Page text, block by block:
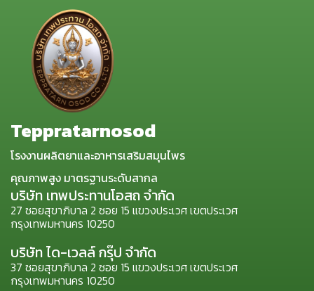
Teppratarnosod
โรงงานผลิตยาและอาหารเสริมสมุนไพร
คุณภาพสูง มาตรฐานระดับสากล
บริษัท เทพประทานโอสถ จำกัด
27 ซอยสุขาภิบาล 2 ซอย 15 แขวงประเวศ เขตประเวศ
กรุงเทพมหานคร 10250
บริษัท ได-เวลล์ กรุ๊ป จำกัด
37 ซอยสุขาภิบาล 2 ซอย 15 แขวงประเวศ เขตประเวศ
กรุงเทพมหานคร 10250